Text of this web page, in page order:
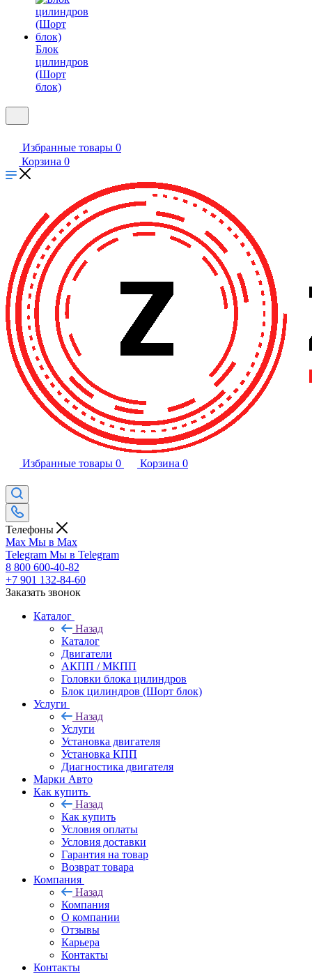
Блок
цилиндров
(Шорт
блок)
Избранные товары 0
Корзина 0
Избранные товары 0 Корзина 0
Телефоны
Max Мы в Max
Telegram Мы в Telegram
8 800 600-40-82
+7 901 132-84-60
Заказать звонок
Каталог
Назад
Каталог
Двигатели
АКПП / МКПП
Головки блока цилиндров
Блок цилиндров (Шорт блок)
Услуги
Назад
Услуги
Установка двигателя
Установка КПП
Диагностика двигателя
Марки Авто
Как купить
Назад
Как купить
Условия оплаты
Условия доставки
Гарантия на товар
Возврат товара
Компания
Назад
Компания
О компании
Отзывы
Карьера
Контакты
Контакты